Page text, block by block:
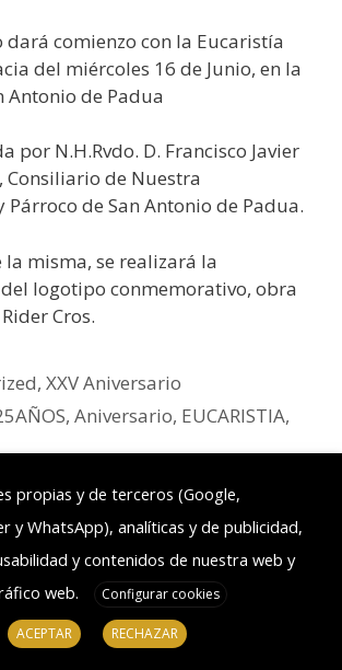
dará comienzo con la Eucaristía
del miércoles 16 de Junio, en la
Antonio de Padua
por N.H.Rvdo. D. Francisco Javier
Consiliario de Nuestra
de San Antonio de Padua.
misma, se realizará la
logotipo conmemorativo, obra
Cros.
,XXV Aniversario
,Aniversario, EUCARISTIA,
propias y de terceros (Google,
y WhatsApp), analíticas y de publicidad,
y contenidos de nuestra web y
web.
Configurar cookies
ACEPTAR RECHAZAR